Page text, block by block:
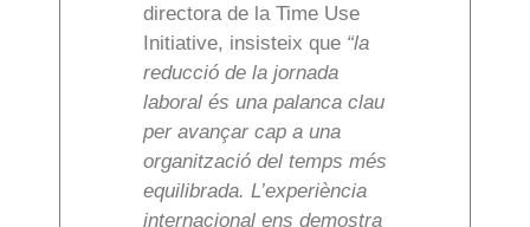
directora de la Time Use
Initiative, insisteix que “la
reducció de la jornada
laboral és una palanca clau
per avançar cap a una
organització del temps més
equilibrada. L’experiència
internacional ens demostra